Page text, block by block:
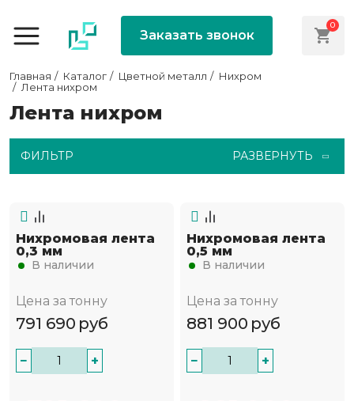
Заказать звонок
0
Главная Каталог Цветной металл
Нихром
Лента нихром
Лента нихром
ФИЛЬТР РАЗВЕРНУТЬ
Нихромовая лента
0,3 мм
В наличии
Цена за тонну
791 690 руб
− +
Нихромовая лента
0,5 мм
В наличии
Цена за тонну
881 900 руб
− +